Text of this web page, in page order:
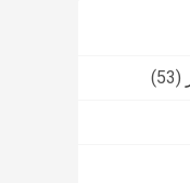
(53)